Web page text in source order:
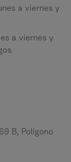
a viernes y
a viernes y
B, Polígono